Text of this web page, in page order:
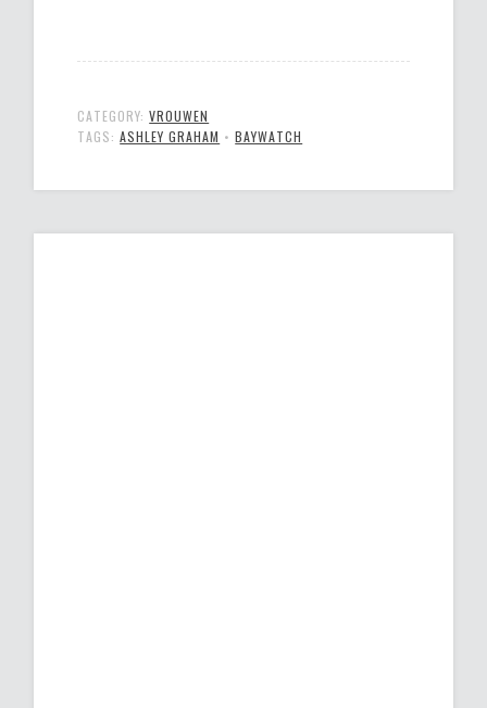
CATEGORY:VROUWEN
TAGS:ASHLEY GRAHAM •BAYWATCH